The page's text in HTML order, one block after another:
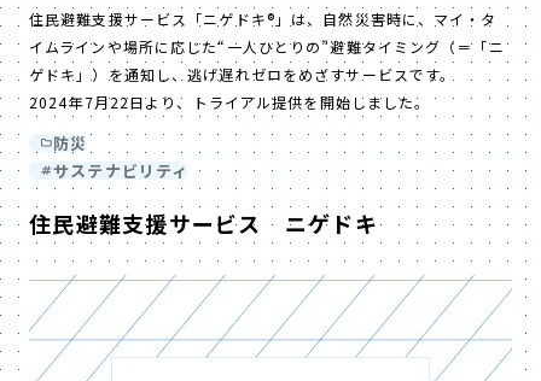
住民避難支援サービス「ニゲドキ®」は、自然災害時に、マイ・タ
イムラインや場所に応じた“一人ひとりの”避難タイミング（＝「ニ
ゲドキ」）を通知し、逃げ遅れゼロをめざすサービスです。
2024年7月22日より、トライアル提供を開始しました。
防災
サステナビリティ
住民避難支援サービス ニゲドキ